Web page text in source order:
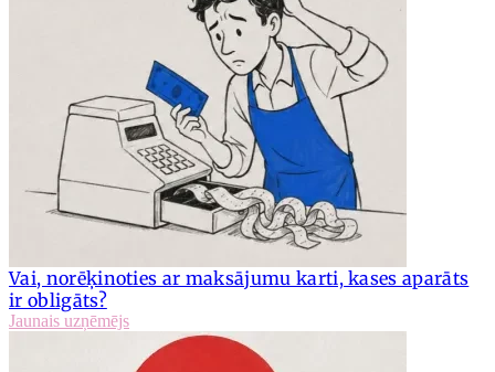
Vai, norēķinoties ar maksājumu karti, kases aparāts
ir obligāts?
Jaunais uzņēmējs